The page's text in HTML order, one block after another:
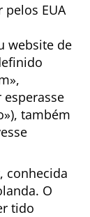
pelos EUA
website de
,
), também
conhecida
O
tido